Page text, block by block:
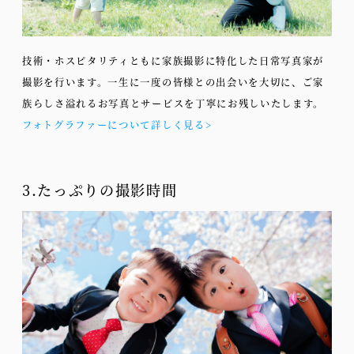
技術・ホスピタリティともに家族撮影に特化した日常写真家が
撮影を行います。一生に一度の皆様との出会いを大切に、ご家
族らしさ溢れるお写真とサービスを丁寧にお残しいたします。
フォトグラファーについて詳しく見る>
3.たっぷりの撮影時間